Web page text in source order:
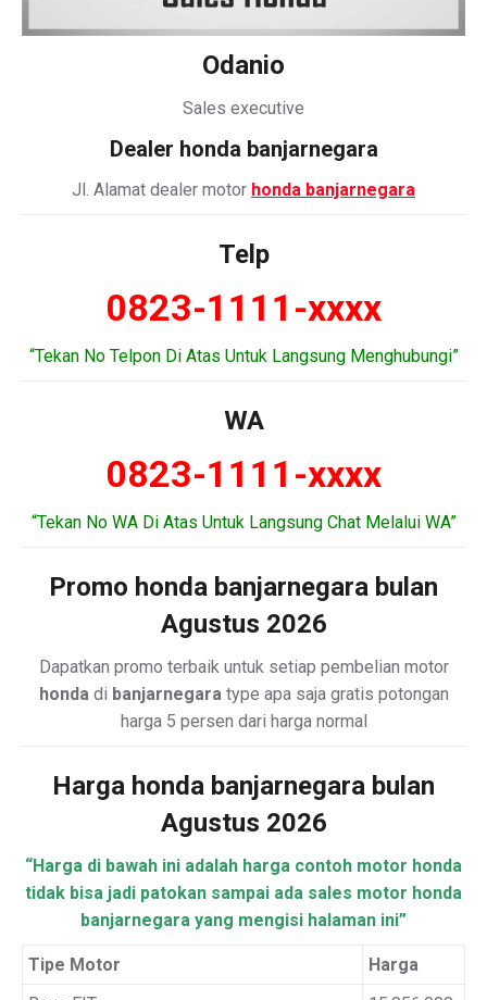
Odanio
Sales executive
Dealer honda banjarnegara
Jl. Alamat dealer motor honda banjarnegara
Telp
0823-1111-xxxx
“Tekan No Telpon Di Atas Untuk Langsung Menghubungi”
WA
0823-1111-xxxx
“Tekan No WA Di Atas Untuk Langsung Chat Melalui WA”
Promo honda banjarnegara bulan
Agustus 2026
Dapatkan promo terbaik untuk setiap pembelian motor
hondadi banjarnegaratype apa saja gratis potongan
harga 5 persen dari harga normal
Harga honda banjarnegara bulan
Agustus 2026
“Harga di bawah ini adalah harga contoh motor honda
tidak bisa jadi patokan sampai ada sales motor honda
banjarnegara yang mengisi halaman ini”
Tipe Motor
Harga